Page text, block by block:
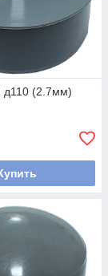
д110 (2.7мм)